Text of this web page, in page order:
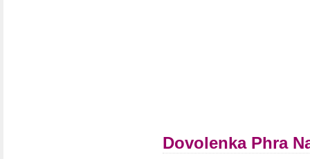
Dovolenka Phra